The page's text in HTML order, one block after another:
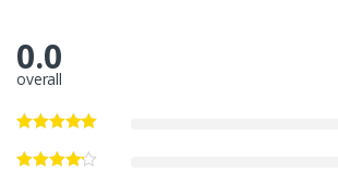
0.0
overall